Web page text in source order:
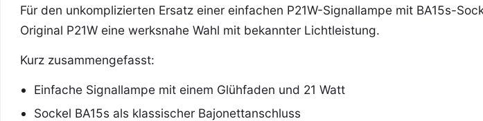
Für den unkomplizierten Ersatz einer einfachen P21W-Signallampe mit BA15s-
Original P21W eine werksnahe Wahl mit bekannter Lichtleistung.
Kurz zusammengefasst:
Einfache Signallampe mit einem Glühfaden und 21 Watt
Sockel BA15s als klassischer Bajonettanschluss